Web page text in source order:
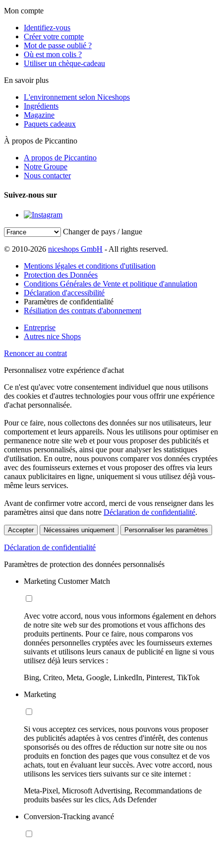
Mon compte
Identifiez-vous
Créer votre compte
Mot de passe oublié ?
Où est mon colis ?
Utiliser un chèque-cadeau
En savoir plus
L'environnement selon Niceshops
Ingrédients
Magazine
Paquets cadeaux
À propos de Piccantino
A propos de Piccantino
Notre Groupe
Nous contacter
Suivez-nous sur
Changer de pays / langue
© 2010-2026 niceshops GmbH - All rights reserved.
Mentions légales et conditions d'utilisation
Protection des Données
Conditions Générales de Vente et politique d'annulation
Déclaration d'accessibilité
Paramètres de confidentialité
Résiliation des contrats d'abonnement
Entreprise
Autres nice Shops
Renoncer au contrat
Personnalisez votre expérience d'achat
Ce n'est qu'avec votre consentement individuel que nous utilisons
des cookies et d'autres technologies pour vous offrir une expérience
d'achat personnalisée.
Pour ce faire, nous collectons des données sur nos utilisateurs, leur
comportement et leurs appareils. Nous les utilisons pour optimiser en
permanence notre site web et pour vous proposer des publicités et
contenus personnalisés, ainsi que pour analyser les statistiques
d'utilisation. En outre, nous pouvons comparer vos données cryptées
avec des fournisseurs externes et vous proposer des offres via leurs
canaux publicitaires en ligne, uniquement si vous utilisez déjà vous-
même leurs services.
Avant de confirmer votre accord, merci de vous renseigner dans les
paramètres ainsi que dans notre Déclaration de confidentialité.
Accepter Nécessaires uniquement Personnaliser les paramètres
Déclaration de confidentialité
Paramètres de protection des données personnalisés
Marketing Customer Match
Avec votre accord, nous vous informons également en dehors
de notre site web sur des promotions et vous affichons des
produits pertinents. Pour ce faire, nous comparons vos
données personnelles cryptées avec les fournisseurs externes
suivants et utilisons leurs canaux de publicité en ligne si vous
utilisez déjà leurs services :
Bing, Criteo, Meta, Google, LinkedIn, Pinterest, TikTok
Marketing
Si vous acceptez ces services, nous pouvons vous proposer
des publicités adaptées à vos centres d'intérêt, des contenus
sponsorisés ou des offres de réduction sur notre site ou nos
produits en fonction des pages que vous consultez et de vos
achats, tout en évaluant leur succès. Avec votre accord, nous
utilisons les services tiers suivants sur ce site internet :
Meta-Pixel, Microsoft Advertising, Recommandations de
produits basées sur les clics, Ads Defender
Conversion-Tracking avancé